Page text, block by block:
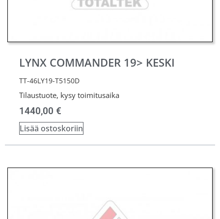
LYNX COMMANDER 19> KESKI
TT-46LY19-T5150D
Tilaustuote, kysy toimitusaika
1440,00 €
Lisää ostoskoriin